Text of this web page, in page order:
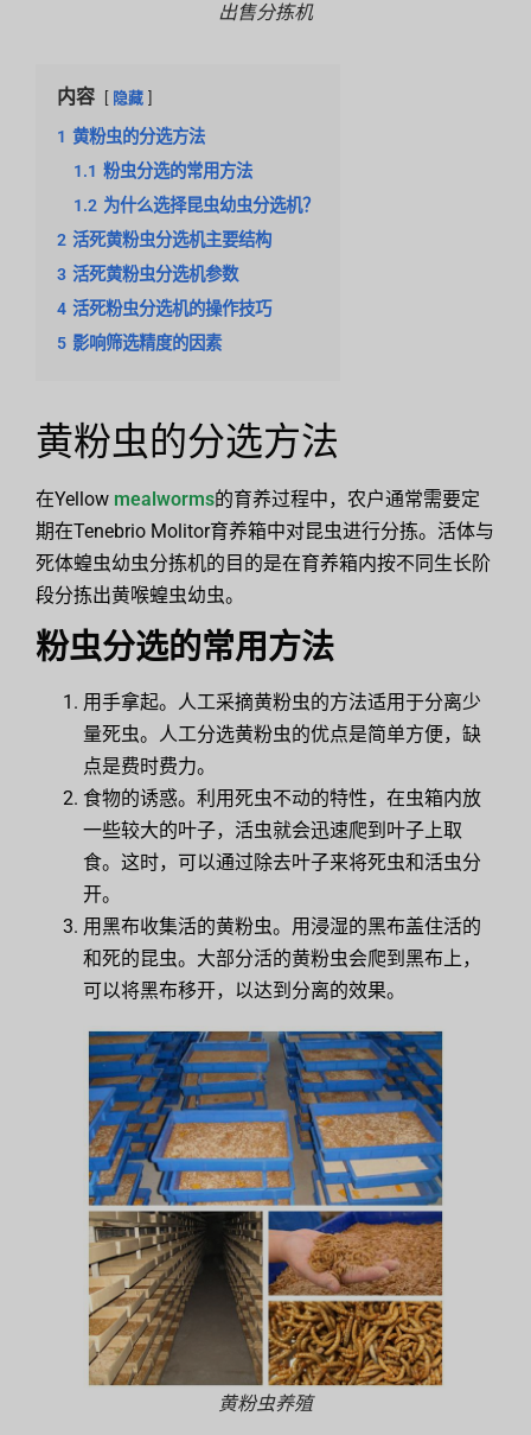
出售分拣机
内容 隐藏
1 黄粉虫的分选方法
1.1 粉虫分选的常用方法
1.2 为什么选择昆虫幼虫分选机？
2 活死黄粉虫分选机主要结构
3 活死黄粉虫分选机参数
4 活死粉虫分选机的操作技巧
5 影响筛选精度的因素
黄粉虫的分选方法
在Yellow mealworms的育养过程中，农户通常需要定
期在Tenebrio Molitor育养箱中对昆虫进行分拣。活体与
死体蝗虫幼虫分拣机的目的是在育养箱内按不同生长阶
段分拣出黄喉蝗虫幼虫。
粉虫分选的常用方法
用手拿起。人工采摘黄粉虫的方法适用于分离少
量死虫。人工分选黄粉虫的优点是简单方便，缺
点是费时费力。
食物的诱惑。利用死虫不动的特性，在虫箱内放
一些较大的叶子，活虫就会迅速爬到叶子上取
食。这时，可以通过除去叶子来将死虫和活虫分
开。
用黑布收集活的黄粉虫。用浸湿的黑布盖住活的
和死的昆虫。大部分活的黄粉虫会爬到黑布上，
可以将黑布移开，以达到分离的效果。
黄粉虫养殖